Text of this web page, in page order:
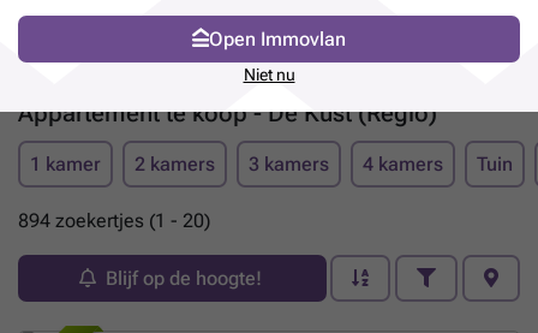
Appartement te koop - De Kust (Regio)
1 kamer 2 kamers 3 kamers 4 kamers Tuin
894 zoekertjes (1 - 20)
Blijf op de hoogte!
Open Immovlan
Niet nu